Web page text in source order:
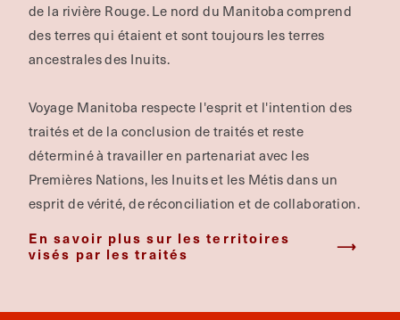
de la rivière Rouge.Le nord du Manitoba comprend
des terres qui étaient et sont toujours les terres
ancestrales des Inuits.
Voyage Manitoba respecte l'esprit et l'intention des
traités et de la conclusion de traités et reste
déterminé à travailler en partenariat avec les
Premières Nations, les Inuits et les Métis dans un
esprit de vérité, de réconciliation et de collaboration.
En savoir plus sur les territoires
visés par les traités